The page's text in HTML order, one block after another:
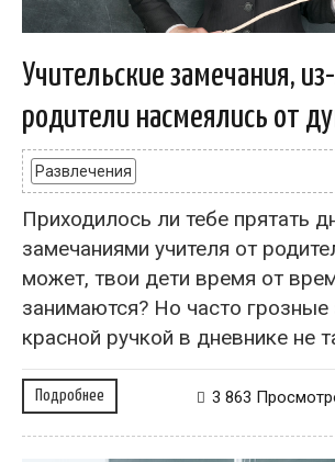
Учительские замечания,
родители насмеялись от
Развлечения
Приходилось ли тебе прятать
замечаниями учителя от
может, твои дети время от
занимаются? Но часто грозные
красной ручкой в дневнике не
Подробнее 3 863